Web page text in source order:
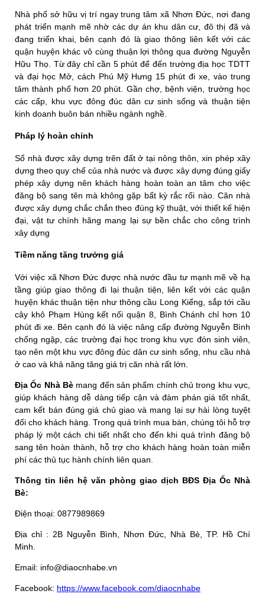
Nhà phố sở hữu vị trí ngay trung tâm xã Nhơn Đức, nơi đang
phát triển mạnh mẽ nhờ các dự án khu dân cư, đô thị đã và
đang triển khai, bên cạnh đó là giao thông liên kết với các
quận huyện khác vô cùng thuận lợi thông qua đường Nguyễn
Hữu Thọ. Từ đây chỉ cần 5 phút để đến trường địa học TDTT
và đại học Mở, cách Phú Mỹ Hưng 15 phút đi xe, vào trung
tâm thành phố hơn 20 phút. Gần chợ, bệnh viện, trường học
các cấp, khu vực đông đúc dân cư sinh sống và thuận tiện
kinh doanh buôn bán nhiều ngành nghề.
Pháp lý hoàn chỉnh
Sổ nhà được xây dựng trên đất ở tại nông thôn, xin phép xây
dựng theo quy chế của nhà nước và được xây dựng đúng giấy
phép xây dựng nên khách hàng hoàn toàn an tâm cho việc
đăng bộ sang tên mà không gặp bất kỳ rắc rối nào. Căn nhà
được xây dựng chắc chắn theo đúng kỹ thuật, với thiết kế hiện
đại, vật tư chính hãng mang lại sự bền chắc cho công trình
xây dựng
Tiềm năng tăng trưởng giá
Với việc xã Nhơn Đức được nhà nước đầu tư mạnh mẽ về hạ
tầng giúp giao thông đi lại thuận tiện, liên kết với các quận
huyện khác thuận tiện như thông cầu Long Kiểng, sắp tới cầu
cây khô Phạm Hùng kết nối quận 8, Bình Chánh chỉ hơn 10
phút đi xe. Bên cạnh đó là việc nâng cấp đường Nguyễn Bình
chống ngập, các trường đại học trong khu vực đón sinh viên,
tạo nên một khu vực đông đúc dân cư sinh sống, nhu cầu nhà
ở cao và khả năng tăng giá trị căn nhà rất lớn.
Địa Ốc Nhà Bè mang đến sản phẩm chính chủ trong khu vực,
giúp khách hàng dễ dàng tiếp cận và đàm phán giá tốt nhất,
cam kết bán đúng giá chủ giao và mang lại sự hài lòng tuyệt
đối cho khách hàng. Trong quá trình mua bán, chúng tôi hỗ trợ
pháp lý một cách chi tiết nhất cho đến khi quá trình đăng bộ
sang tên hoàn thành, hỗ trợ cho khách hàng hoàn toàn miễn
phí các thủ tục hành chính liên quan.
Thông tin liên hệ văn phòng giao dịch BĐS Địa Ốc Nhà
Bè:
Điện thoại: 0877989869
Địa chỉ : 2B Nguyễn Bình, Nhơn Đức, Nhà Bè, TP. Hồ Chí
Minh.
Email: info@diaocnhabe.vn
Facebook: https://www.facebook.com/diaocnhabe